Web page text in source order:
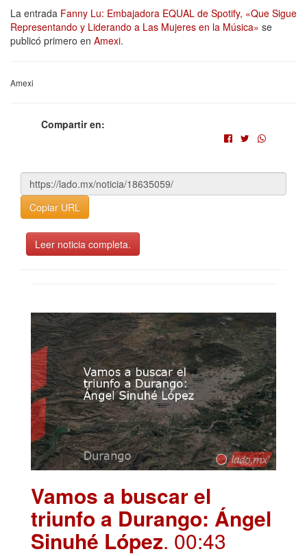
La entrada Fanny Lu: Embajadora EQUAL de Spotify, «Que Sigue
Representando y Liderando a Las Mujeres en la Música» se
publicó primero en Amexi.
Amexi
Compartir en:
Copiar URL
Leer noticia completa.
Vamos a buscar el
triunfo a Durango: Ángel
Sinuhé López. 00:43